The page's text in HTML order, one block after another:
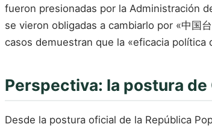
fueron presionadas por la Administración
se vieron obligadas a cambiarlo por «中国
casos demuestran que la «eficacia
Perspectiva: la postura de
Desde la postura oficial de la República